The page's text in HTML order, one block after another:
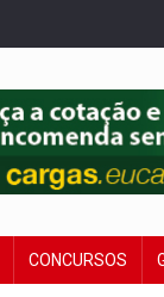
CONCURSOS